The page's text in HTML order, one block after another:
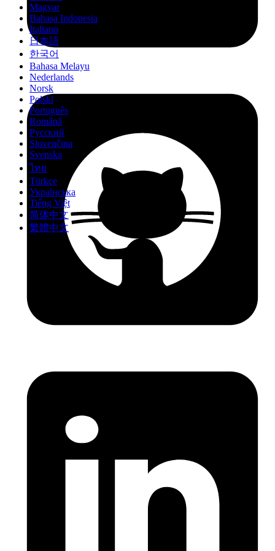
Magyar
Bahasa Indonesia
Italiano
日本語
한국어
Bahasa Melayu
Nederlands
Norsk
Polski
Português
Română
Русский
Slovenčina
Svenska
ไทย
Türkçe
Українська
Tiếng Việt
简体中文
繁體中文